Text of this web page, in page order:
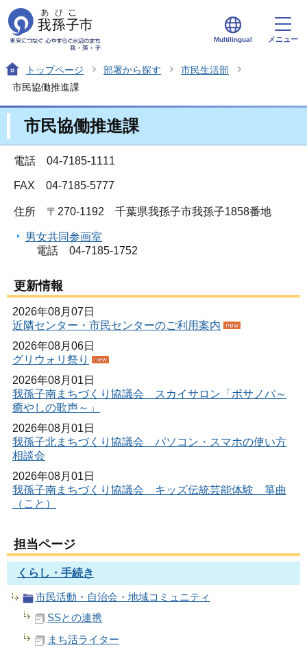
Multilingual メニュー
トップページ 部署から探す
市民生活部
市民協働推進課
市民協働推進課
電話 04-7185-1111
FAX 04-7185-5777
住所 〒270-1192 千葉県我孫子市我孫子1858番地
男女共同参画室
電話 04-7185-1752
更新情報
2026年08月07日
近隣センター・市民センターのご利用案内
2026年08月06日
グリウォリ祭り
2026年08月01日
我孫子南まちづくり協議会 スカイサロン「ボサノバ～
癒やしの歌声～」
2026年08月01日
我孫子北まちづくり協議会 パソコン・スマホの使い方
相談会
2026年08月01日
我孫子南まちづくり協議会 キッズ伝統芸能体験 箏曲
（こと）
担当ページ
くらし・手続き
市民活動・自治会・地域コミュニティ
SSとの連携
まち活ライター